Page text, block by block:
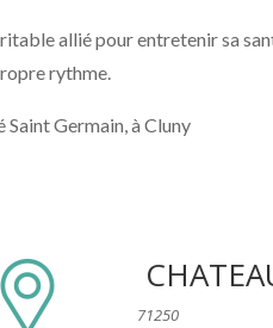
allié pour entretenir sa
rythme.
Germain, à Cluny
71250